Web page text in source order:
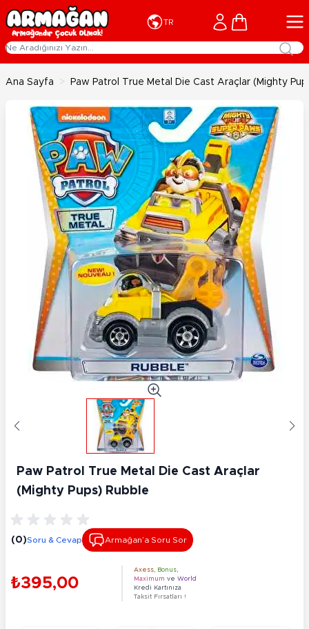
İçeriğe geç
TR Cart
Ana Sayfa > Paw Patrol True Metal Die Cast Araçlar (Mighty
Paw Patrol True Metal Die Cast Araçlar
(Mighty Pups) Rubble
(0)Soru & Cevap Armağan’a Soru Sor
₺395,00
Axess Bonus
Maximum ve World
Kredi Kartınıza
Taksit Fırsatları !